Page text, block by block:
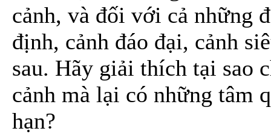
cảnh, và đối với cả những
định, cảnh đáo đại, cảnh
sau. Hãy giải thích tại sao
cảnh mà lại có những tâm
hạn?